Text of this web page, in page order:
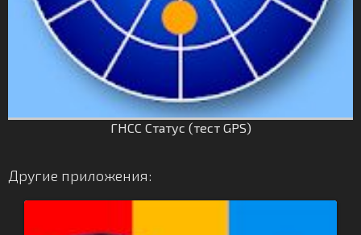
ГНСС Статус (тест GPS)
Другие приложения: